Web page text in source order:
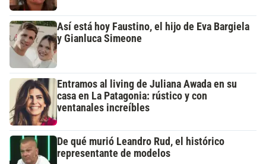
Así está hoy Faustino, el hijo de Eva Bargiela
y Gianluca Simeone
Entramos al living de Juliana Awada en su
casa en La Patagonia: rústico y con
ventanales increíbles
De qué murió Leandro Rud, el histórico
representante de modelos